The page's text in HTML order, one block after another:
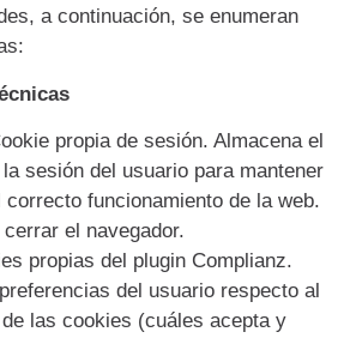
a continuación, se enumeran
propia de sesión. Almacena el
sesión del usuario para mantener
funcionamiento de la web.
el navegador.
propias del plugin Complianz.
del usuario respecto al
las cookies (cuáles acepta y